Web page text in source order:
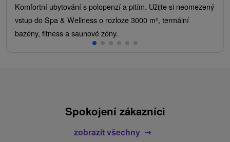
Komfortní ubytování s polopenzí a pitím. Užijte si neomezený
vstup do Spa & Wellness o rozloze 3000 m², termální
bazény, fitness a saunové zóny.
Spokojení zákazníci
zobrazit všechny